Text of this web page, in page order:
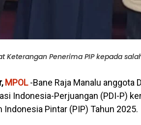
Keterangan Penerima PIP kepada
MPOL-Bane Raja Manalu anggota
Indonesia-Perjuangan (PDI-P)
Indonesia Pintar (PIP) Tahun 2025.